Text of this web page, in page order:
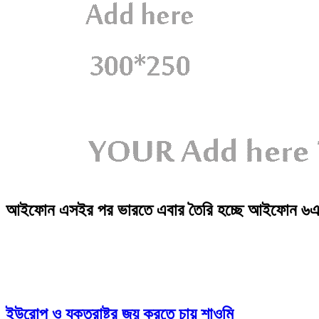
আইফোন এসইর পর ভারতে এবার তৈরি হচ্ছে আইফোন
ইউরোপ ও যুক্তরাষ্ট্র জয় করতে চায় শাওমি